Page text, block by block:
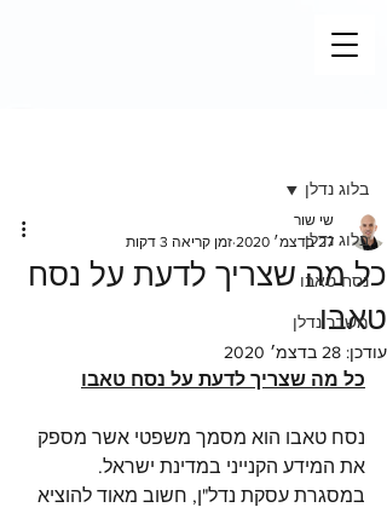
בלוג נדלן
נסח טאבו
משבר נדלן
בלוג נדלן
כל מה שצריך לדעת על נסח
טאבו
שי שור
27 בדצמ׳ 2020
זמן קריאה 3 דקות
עודכן: 28 בדצמ׳ 2020
כל מה שצריך לדעת על נסח טאבו
נסח טאבו הוא מסמך משפטי אשר מספק
את המידע הקנייני במדינת ישראל.
במסגרת עסקת נדל"ן, חשוב מאוד להוציא